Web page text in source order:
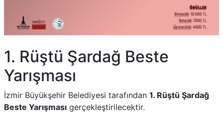
1. Rüştü Şardağ Beste
Yarışması
İzmir Büyükşehir Belediyesi tarafından 1. Rüştü Şardağ
Beste Yarışması gerçekleştirilecektir.